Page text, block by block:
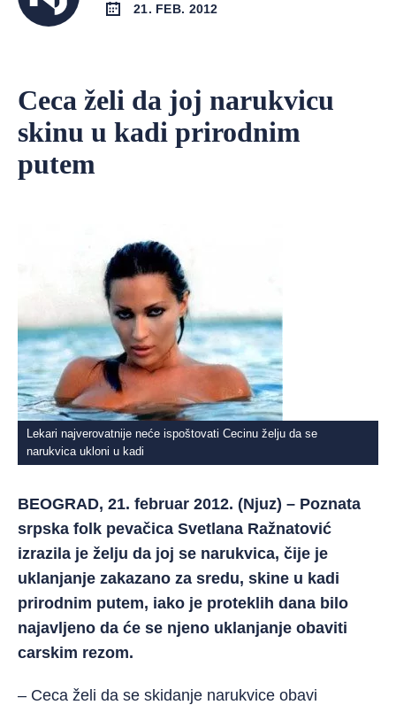
21. FEB. 2012
Ceca želi da joj narukvicu
skinu u kadi prirodnim
putem
Lekari najverovatnije neće ispoštovati Cecinu želju da se
narukvica ukloni u kadi
BEOGRAD, 21. februar 2012. (Njuz) – Poznata
srpska folk pevačica Svetlana Ražnatović
izrazila je želju da joj se narukvica, čije je
uklanjanje zakazano za sredu, skine u kadi
prirodnim putem, iako je proteklih dana bilo
najavljeno da će se njeno uklanjanje obaviti
carskim rezom.
– Ceca želi da se skidanje narukvice obavi